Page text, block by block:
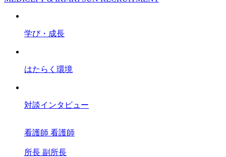
学び・成長
はたらく環境
対談インタビュー
看護師 看護師
所長 副所長